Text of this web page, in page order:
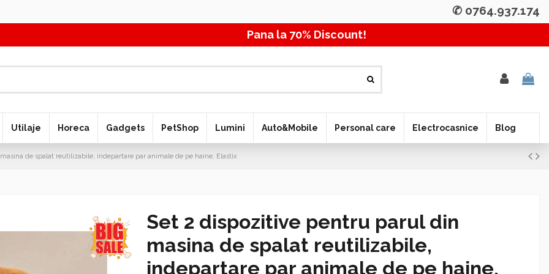
✆ 0764.937.174
Pana la 70% Discount! Pana la 70%
Utilaje Horeca Gadgets PetShop Lumini Auto&Mobile Personal care Electrocasnice Blog
de spalat reutilizabile, indepartare par animale de pe haine, Elastix
Set 2 dispozitive pentru parul din
masina de spalat reutilizabile,
indepartare par animale de pe haine,